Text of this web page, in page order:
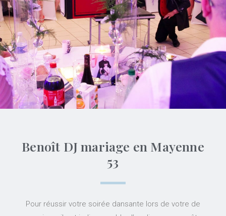
Benoît DJ mariage en Mayenne
53
Pour réussir votre soirée dansante lors de votre de